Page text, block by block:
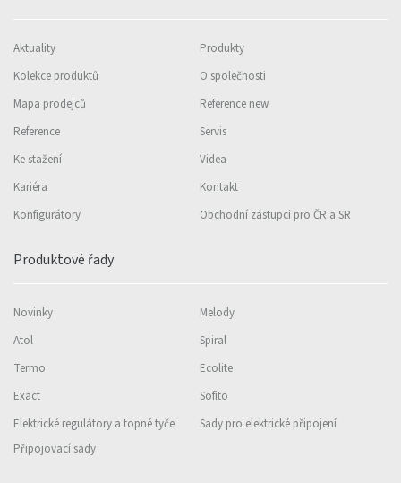
Aktuality
Produkty
Kolekce produktů
O společnosti
Mapa prodejců
Reference new
Reference
Servis
Ke stažení
Videa
Kariéra
Kontakt
Konfigurátory
Obchodní zástupci pro ČR a SR
Produktové řady
Novinky
Melody
Atol
Spiral
Termo
Ecolite
Exact
Sofito
Elektrické regulátory a topné tyče
Sady pro elektrické připojení
Připojovací sady